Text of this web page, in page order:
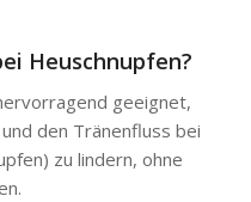
Heuschnupfen?
geeignet,
den Tränenfluss bei
zu lindern, ohne